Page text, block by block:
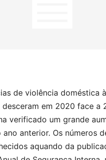
de violência doméstica
desceram em 2020 face a
verificado um grande
ano anterior. Os números
aquando da